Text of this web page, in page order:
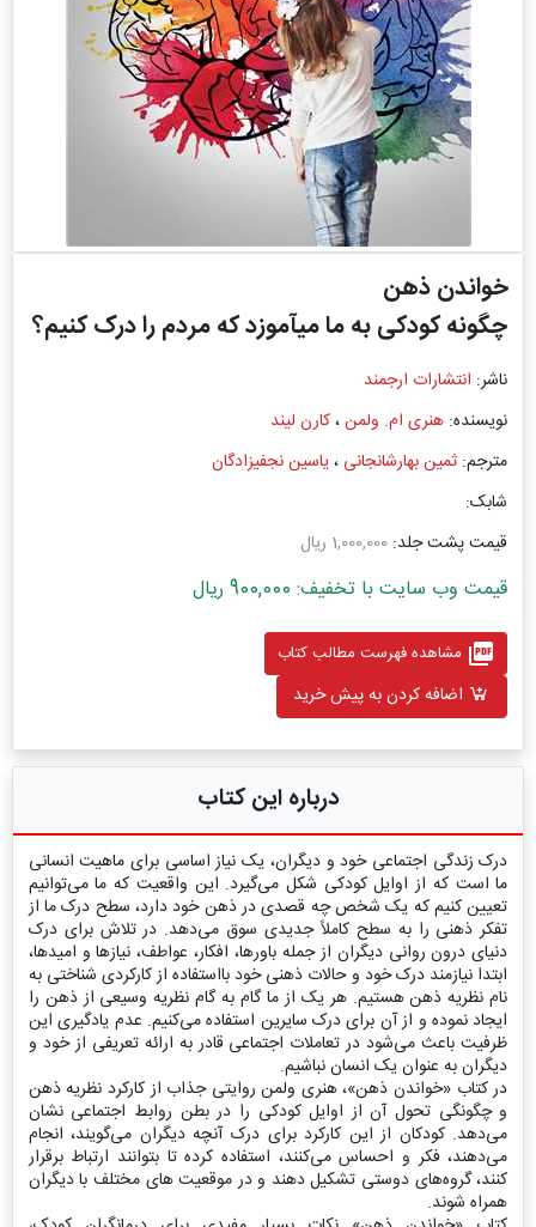
خواندن ذهن
چگونه کودکی به ما میآموزد که مردم را درک کنیم؟
ناشر: انتشارات ارجمند
نویسنده: هنری ام. ولمن،کارن لیند
مترجم: ثمین بهارشانجانی ،یاسین نجفیزادگان
شابک:
قیمت پشت جلد: 1,000,000 ریال
قیمت وب سایت با تخفیف: 900,000 ریال
picture_as_pdf مشاهده فهرست مطالب کتاب
اضافه کردن به پیش خرید
درباره این کتاب
درک زندگی اجتماعی خود و دیگران، یک نیاز اساسی برای ماهیت انسانی
ما است که از اوایل کودکی شکل می‌گیرد. این واقعیت که ما می‌توانیم
تعیین کنیم که یک شخص چه قصدی در ذهن خود دارد، سطح درک ما از
تفکر ذهنی را به سطح کاملاً جدیدی سوق می‌دهد. در تلاش برای درک
دنیای درون روانی دیگران از جمله باورها، افکار، عواطف، نیازها و امیدها،
ابتدا نیازمند درک خود و حالات ذهنی خود با‌استفاده از کارکردی شناختی به
نام نظریه ذهن هستیم. هر یک از ما گام به گام نظریه وسیعی از ذهن را
ایجاد نموده و از آن برای درک سایرین استفاده می‌کنیم. عدم یادگیری این
ظرفیت باعث می‌شود در تعاملات اجتماعی قادر به ارائه تعریفی از خود و
دیگران به عنوان یک انسان نباشیم.
در کتاب «خواندن ذهن»، هنری ولمن روایتی جذاب از کارکرد نظریه ذهن
و چگونگی تحول آن از اوایل کودکی را در بطن روابط اجتماعی نشان
می‌دهد. کودکان از این کارکرد برای درک آنچه دیگران می‌گویند، انجام
می‌دهند، فکر و احساس می‌کنند، استفاده کرده تا بتوانند ارتباط برقرار
کنند، گروه‌های دوستی تشکیل دهند و در موقعیت های مختلف با دیگران
همراه شوند.